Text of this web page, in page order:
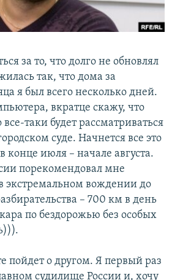
за то, что долго не обновлял
так, что дома за
я был всего несколько дней.
вкратце скажу, что
таки будет рассматриваться
суде. Начнется все это
конце июля – начале августа.
порекомендовал мне
экстремальном вождении до
– 700 км в день
по бездорожью без особых
пойдет о другом. Я первый раз
судилище России и, хочу